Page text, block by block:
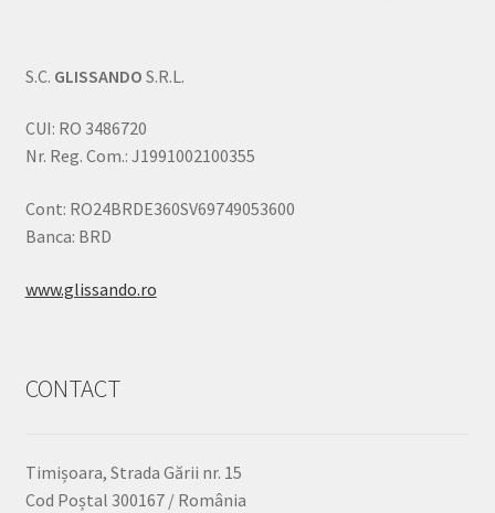
S.C. GLISSANDO S.R.L.
CUI: RO 3486720
Nr. Reg. Com.: J1991002100355
Cont: RO24BRDE360SV69749053600
Banca: BRD
www.glissando.ro
CONTACT
Timișoara, Strada Gării nr. 15
Cod Poștal 300167 / România